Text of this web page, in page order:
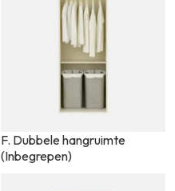
F. Dubbele hangruimte
(Inbegrepen)